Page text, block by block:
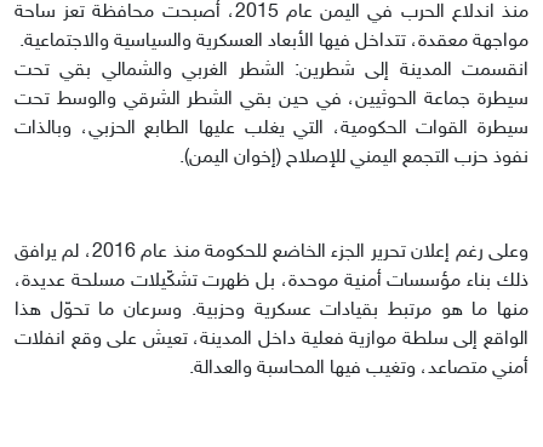
منذ اندلاع الحرب في اليمن عام 2015، أصبحت محافظة تعز ساحة
مواجهة معقدة، تتداخل فيها الأبعاد العسكرية والسياسية والاجتماعية.
انقسمت المدينة إلى شطرين: الشطر الغربي والشمالي بقي تحت
سيطرة جماعة الحوثيين، في حين بقي الشطر الشرقي والوسط تحت
سيطرة القوات الحكومية، التي يغلب عليها الطابع الحزبي، وبالذات
نفوذ حزب التجمع اليمني للإصلاح (إخوان اليمن).
وعلى رغم إعلان تحرير الجزء الخاضع للحكومة منذ عام 2016، لم يرافق
ذلك بناء مؤسسات أمنية موحدة، بل ظهرت تشكّيلات مسلحة عديدة،
منها ما هو مرتبط بقيادات عسكرية وحزبية. وسرعان ما تحوّل هذا
الواقع إلى سلطة موازية فعلية داخل المدينة، تعيش على وقع انفلات
أمني متصاعد، وتغيب فيها المحاسبة والعدالة.